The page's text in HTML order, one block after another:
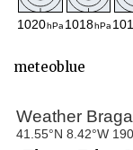
meteoblue